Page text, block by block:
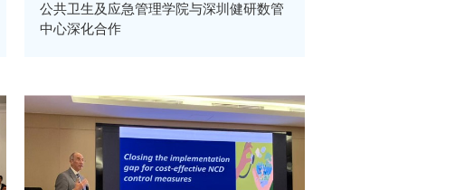
公共卫生及应急管理学院与深圳健研数管
中心深化合作